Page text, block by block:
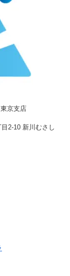
京支店
2-10 新川むさし